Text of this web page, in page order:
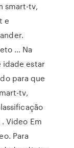
smart-tv,
e
… Na
idade estar
para que
tv,
Video Em
Para